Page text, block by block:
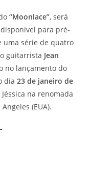
“Moonlace”, será
para pré-
uma série de quatro
guitarrista Jean
no lançamento do
dia23 de janeiro de
na renomada
Angeles (EUA).